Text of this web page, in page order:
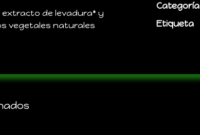
extracto de levadura* y
vegetales naturales
Categoría
Etiqueta